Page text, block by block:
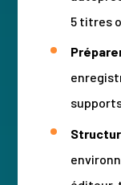
5 titres